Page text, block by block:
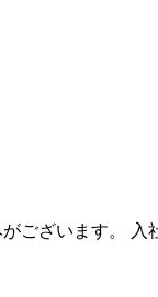
ございます。 入